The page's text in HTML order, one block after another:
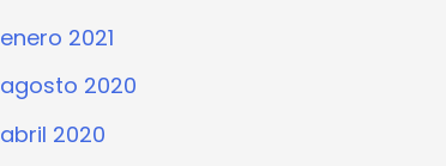
enero 2021
agosto 2020
abril 2020